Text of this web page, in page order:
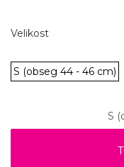
Velikost
S (obseg 44 - 46 cm)
S